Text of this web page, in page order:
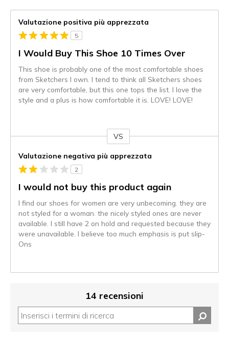
Valutazione positiva più apprezzata
5
I Would Buy This Shoe 10 Times Over
This shoe is probably one of the most comfortable shoes
from Sketchers I own. I tend to think all Sketchers shoes
are very comfortable, but this one tops the list. I love the
style and a plus is how comfortable it is. LOVE! LOVE!
VS
Valutazione negativa più apprezzata
2
I would not buy this product again
I find our shoes for women are very unbecoming. they are
not styled for a woman. the nicely styled ones are never
available. I still have 2 on hold and requested because they
were unavailable. I believe too much emphasis is put slip-
Ons
14 recensioni